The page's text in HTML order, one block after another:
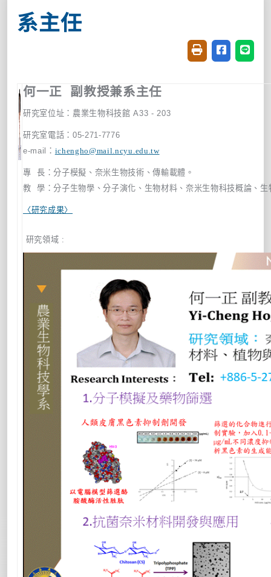
系主任
友善列印(開新視
分享至臉書
分享
何一正 副教授兼系主任
研究室位址： 農業生物科技館 A33 - 203
研究室電話：05-271-7776
e-mail
： ichengho@mail.ncyu.edu.tw
專 長：分子模擬、奈米生物技術、傳輸載體。
教 學：分子生物學、分子演化、生物材料、奈米生物科技概論、
〈研究成果〉
研究領域 :